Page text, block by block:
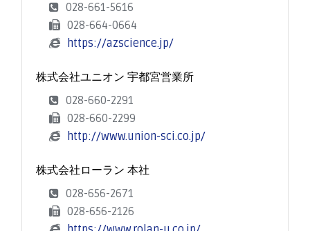
028-661-5616
028-664-0664
https://azscience.jp/
株式会社ユニオン 宇都宮営業所
028-660-2291
028-660-2299
http://www.union-sci.co.jp/
株式会社ローラン 本社
028-656-2671
028-656-2126